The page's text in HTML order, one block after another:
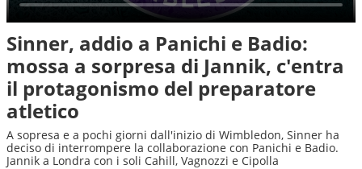
Sinner, addio a Panichi e Badio:
mossa a sorpresa di Jannik, c'entra
il protagonismo del preparatore
atletico
A sopresa e a pochi giorni dall'inizio di Wimbledon, Sinner ha
deciso di interrompere la collaborazione con Panichi e Badio.
Jannik a Londra con i soli Cahill, Vagnozzi e Cipolla